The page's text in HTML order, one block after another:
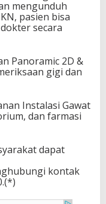
mengunduh
pasien bisa
secara
Panoramic 2D &
gigi dan
Instalasi Gawat
dan farmasi
dapat
kontak